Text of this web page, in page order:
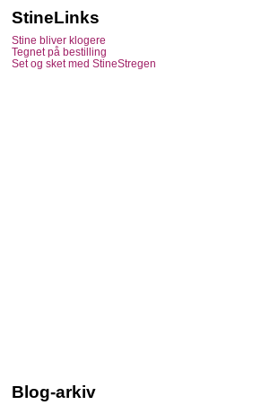
StineLinks
Stine bliver klogere
Tegnet på bestilling
Set og sket med StineStregen
Blog-arkiv